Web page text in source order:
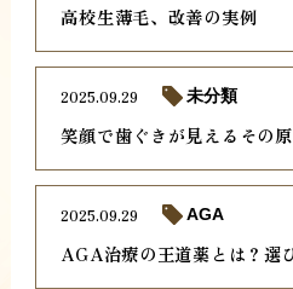
高校生薄毛、改善の実例
笑顔で歯ぐきが見えるその
2025.09.29 未分類
AGA治療の王道薬とは？選
2025.09.29 AGA